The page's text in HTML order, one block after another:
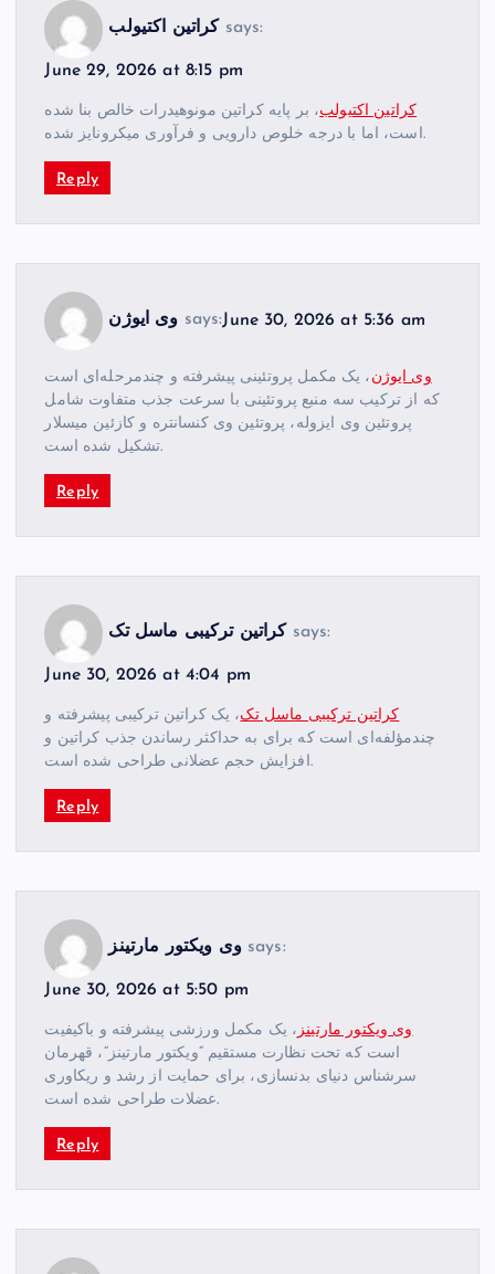
کراتین اکتیولب says:
June 29, 2026 at 8:15 pm
کراتین اکتیولب، بر پایه کراتین مونوهیدرات خالص بنا شده
است، اما با درجه خلوص دارویی و فرآوری میکرونایز شده.
Reply
وی ایوژن says:June 30, 2026 at 5:36 am
وی ایوژن ، یک مکمل پروتئینی پیشرفته و چندمرحله‌ای است
که از ترکیب سه منبع پروتئینی با سرعت جذب متفاوت شامل
پروتئین وی ایزوله، پروتئین وی کنسانتره و کازئین میسلار
تشکیل شده است.
Reply
کراتین ترکیبی ماسل تک says:
June 30, 2026 at 4:04 pm
کراتین ترکیبی ماسل تک، یک کراتین ترکیبی پیشرفته و
چندمؤلفه‌ای است که برای به حداکثر رساندن جذب کراتین و
افزایش حجم عضلانی طراحی شده است.
Reply
وی ویکتور مارتینز says:
June 30, 2026 at 5:50 pm
وی ویکتور مارتینز ، یک مکمل ورزشی پیشرفته و باکیفیت
است که تحت نظارت مستقیم “ویکتور مارتینز”، قهرمان
سرشناس دنیای بدنسازی، برای حمایت از رشد و ریکاوری
عضلات طراحی شده است.
Reply